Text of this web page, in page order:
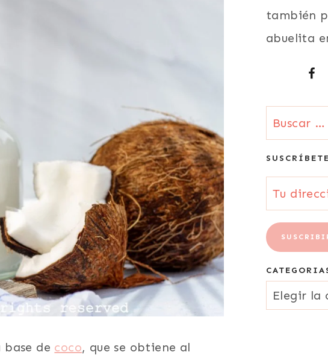
base de coco, que se obtiene al
también
abuelita
Buscar:
Tu
dirección
de
correo
{Email}